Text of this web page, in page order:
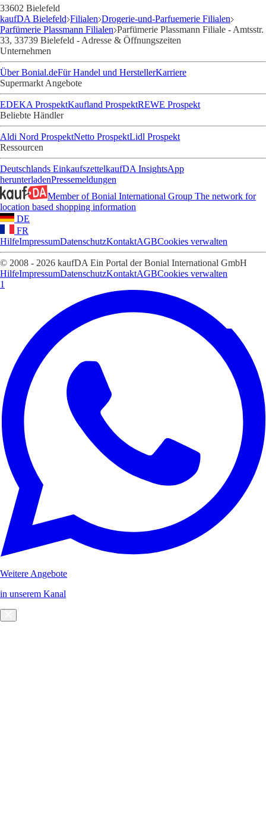
33602 Bielefeld
kaufDA Bielefeld Filialen Drogerie-und-Parfuemerie Filialen
Parfümerie Plassmann Filialen Parfümerie Plassmann Filiale - Amtsstr.
33, 33739 Bielefeld - Adresse & Öffnungszeiten
Unternehmen
Über Bonial.deFür Handel und HerstellerKarriere
Supermarkt Angebote
EDEKA ProspektKaufland ProspektREWE Prospekt
Beliebte Händler
Aldi Nord ProspektNetto ProspektLidl Prospekt
Ressourcen
Deutschlands EinkaufszettelkaufDA InsightsApp
herunterladenPressemeldungen
Member of Bonial International Group The network for
location based shopping information
DE
FR
HilfeImpressumDatenschutzKontaktAGBCookies verwalten
© 2008 - 2026 kaufDA Ein Portal der Bonial International GmbH
HilfeImpressumDatenschutzKontaktAGBCookies verwalten
1
Weitere Angebote
in unserem Kanal